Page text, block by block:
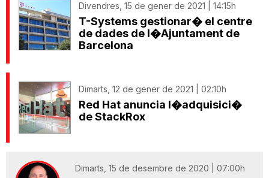
Divendres, 15 de gener de 2021 | 14:15h
T-Systems gestionar� el centre
de dades de l�Ajuntament de
Barcelona
Dimarts, 12 de gener de 2021 | 02:10h
Red Hat anuncia l�adquisici�
de StackRox
Dimarts, 15 de desembre de 2020 | 07:00h